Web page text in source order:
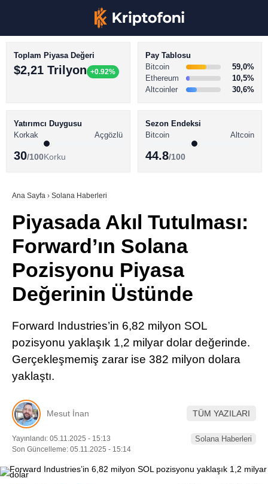
Youtube
TikTok
Telegram
BİTCOİN HABERLERİ
ALTCOİN HABERLERİ
SÖZLÜK
Toplam Piyasa Değeri
$2,21 Trilyon +0.92%
Pay Tablosu
Bitcoin
59,0%
Ethereum
10,5%
Altcoinler
30,6%
Yatırımcı Duygusu
Korkak
Açgözlü
30/100Korku
Sezon Endeksi
Bitcoin
Altcoin
44.8/100
Ana Sayfa › Solana Haberleri
Piyasada Akıl Tutulması:
Forward’ın Solana
Pozisyonu Piyasa
Değerinin Üstünde
Forward Industries’in 6,82 milyon SOL
pozisyonu yaklaşık 1,2 milyar dolar değerinde.
Gerçekleşmemiş zarar ise 382 milyon dolara
yaklaştı.
Mesut İnan TÜM YAZILARI
Yayınlandı: 05.11.2025 - 15:13
Son Güncelleme: 05.11.2025 - 15:14
Solana Haberleri